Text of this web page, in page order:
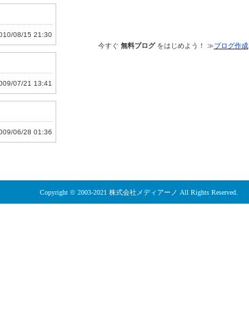
08/15 21:30
07/21 13:41
06/28 01:36
今すぐ 無料ブログをはじめよう！ ≫ブログ作成
Copyright © 2003-2021 株式会社メディアーノ All Rights Reserved.